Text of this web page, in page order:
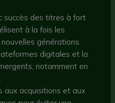
succès des titres à fort
à la fois les
générations.
digitales et la
notamment en
aux acquisitions et aux